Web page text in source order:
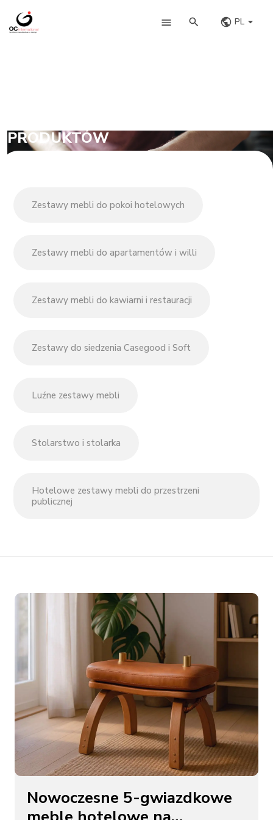
PL
PRODUKTÓW
Zestawy mebli do pokoi hotelowych
Zestawy mebli do apartamentów i willi
Zestawy mebli do kawiarni i restauracji
Zestawy do siedzenia Casegood i Soft
Luźne zestawy mebli
Stolarstwo i stolarka
Hotelowe zestawy mebli do przestrzeni
publicznej
Nowoczesne 5-gwiazdkowe